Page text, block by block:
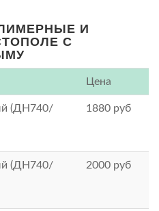
И
С
Цена
(ДН740/
1880 руб
(ДН740/
2000 руб